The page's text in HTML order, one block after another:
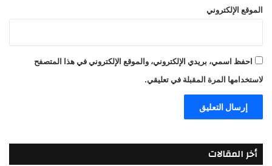
الموقع الإلكتروني
احفظ اسمي، بريدي الإلكتروني، والموقع الإلكتروني في هذا المتصفح
لاستخدامها المرة المقبلة في تعليقي.
أخر المقالات